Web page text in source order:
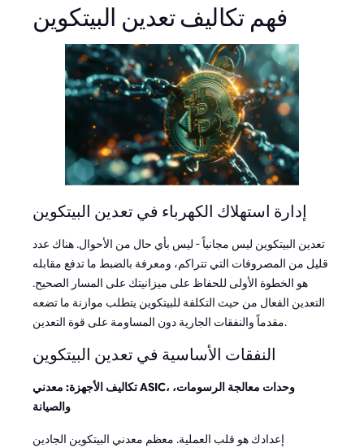
فهم تكاليف تعدين البيتكوين
إدارة استهلاك الكهرباء في تعدين البيتكوين
تعدين البيتكوين ليس مجانياً - ليس بأي حال من الأحوال. هناك عدد
قليل من المصروفات التي تتراكم، ومعرفة بالضبط ما تدفع مقابله
هو الخطوة الأولى للحفاظ على ميزانيتك على المسار الصحيح.
التعدين الفعال من حيث التكلفة للبيتكوين يتطلب موازنة ما تضعه
مقدماً والنفقات الجارية دون المساومة على قوة التعدين.
النفقات الأساسية في تعدين البيتكوين
تكاليف الأجهزة: معدني ASIC، وحدات معالجة الرسومات،
والصيانة
إعدادك هو قلب العملية. معظم معدني البيتكوين الجادين